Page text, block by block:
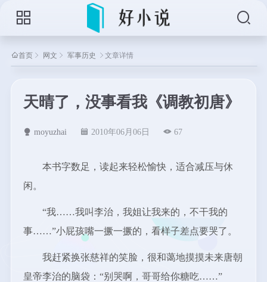
首页 网文 军事历史 文章详情
天晴了，没事看我《调教初唐》
moyuzhai 2010年06月06日 67
本书字数足，读起来轻松愉快，适合减压与休
闲。
“我……我叫李治，我姐让我来的，不干我的
事……”小屁孩嘴一撅一撅的，看样子差点要哭了。
我赶紧换张慈祥的笑脸，很和蔼地摸摸未来唐朝
皇帝李治的脑袋：“别哭啊，哥哥给你糖吃……”